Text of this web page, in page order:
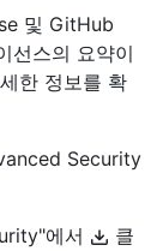
및 GitHub
선스의 요약이
한 정보를 확
Security
에서
클